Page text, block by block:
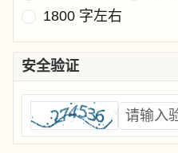
1800 字左右
安全验证